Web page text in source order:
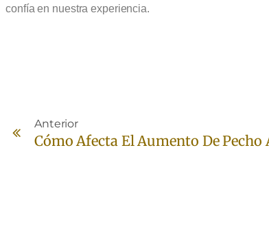
confía en nuestra experiencia.
Anterior